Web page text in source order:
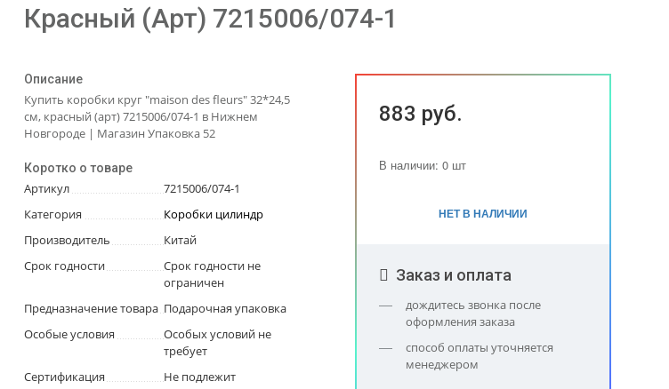
Красный (Арт) 7215006/074-1
Описание
Купить коробки круг "maison des fleurs" 32*24,5
см, красный (арт) 7215006/074-1 в Нижнем
Новгороде | Магазин Упаковка 52
Коротко о товаре
Артикул
7215006/074-1
Категория
Коробки цилиндр
Производитель
Китай
Срок годности
Срок годности не
ограничен
Предназначение товара Подарочная упаковка
Особые условия
Особых условий не
требует
Сертификация
Не подлежит
883 руб.
В наличии: 0 шт
НЕТ В НАЛИЧИИ
Заказ и оплата
дождитесь звонка после
оформления заказа
способ оплаты уточняется
менеджером